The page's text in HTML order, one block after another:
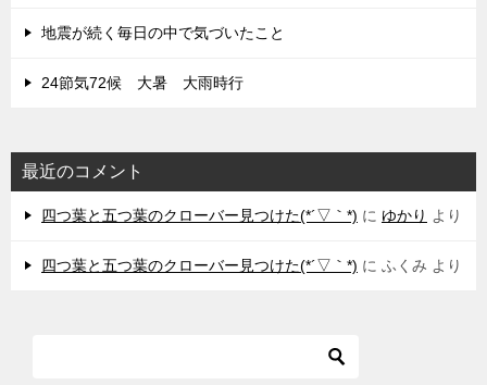
地震が続く毎日の中で気づいたこと
24節気72候 大暑 大雨時行
最近のコメント
四つ葉と五つ葉のクローバー見つけた(*´▽｀*) に ゆかり より
四つ葉と五つ葉のクローバー見つけた(*´▽｀*) に ふくみ より